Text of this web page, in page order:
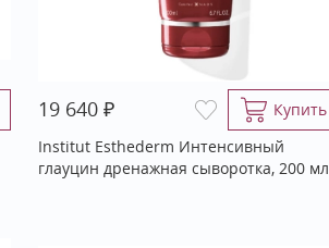
19 640 ₽
Купить
Institut Esthederm Интенсивный
глауцин дренажная сыворотка, 200 мл